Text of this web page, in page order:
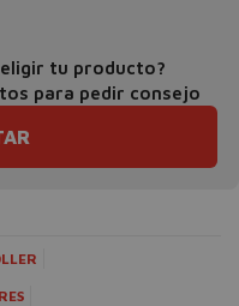
tu producto?
para pedir consejo